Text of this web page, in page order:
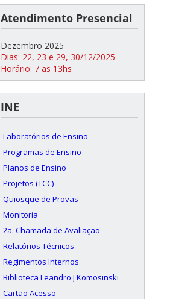
Atendimento Presencial
Dezembro 2025
Dias: 22, 23 e 29, 30/12/2025
Horário: 7 as 13hs
INE
Laboratórios de Ensino
Programas de Ensino
Planos de Ensino
Projetos (TCC)
Quiosque de Provas
Monitoria
2a. Chamada de Avaliação
Relatórios Técnicos
Regimentos Internos
Biblioteca Leandro J Komosinski
Cartão Acesso